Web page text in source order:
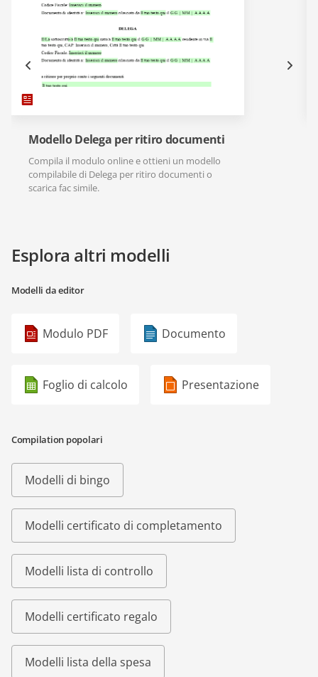
Modello Delega per ritiro documenti
Compila il modulo online e ottieni un modello
compilabile di Delega per ritiro documenti o
scarica fac simile.
Esplora altri modelli
Modelli da editor
Modulo PDF Documento
Foglio di calcolo Presentazione
Compilation popolari
Modelli di bingo
Modelli certificato di completamento
Modelli lista di controllo
Modelli certificato regalo
Modelli lista della spesa